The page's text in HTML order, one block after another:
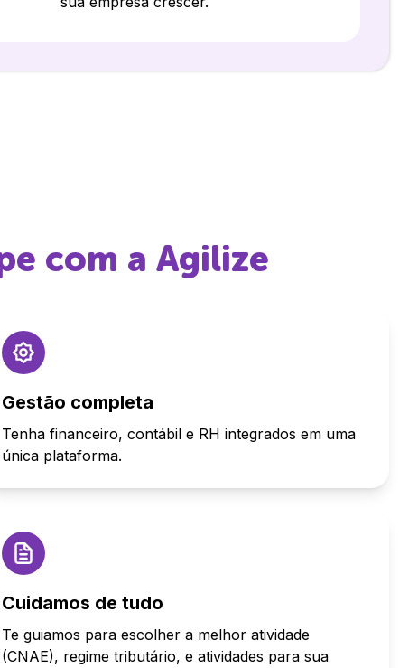
com a Agilize
Gestão completa
Tenha financeiro, contábil e RH integrados em uma
única plataforma.
Cuidamos de tudo
Te guiamos para escolher a melhor atividade
(CNAE), regime tributário, e atividades para sua